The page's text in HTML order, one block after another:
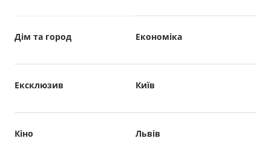
Дім та город Економіка
Ексклюзив Київ
Кіно Львів